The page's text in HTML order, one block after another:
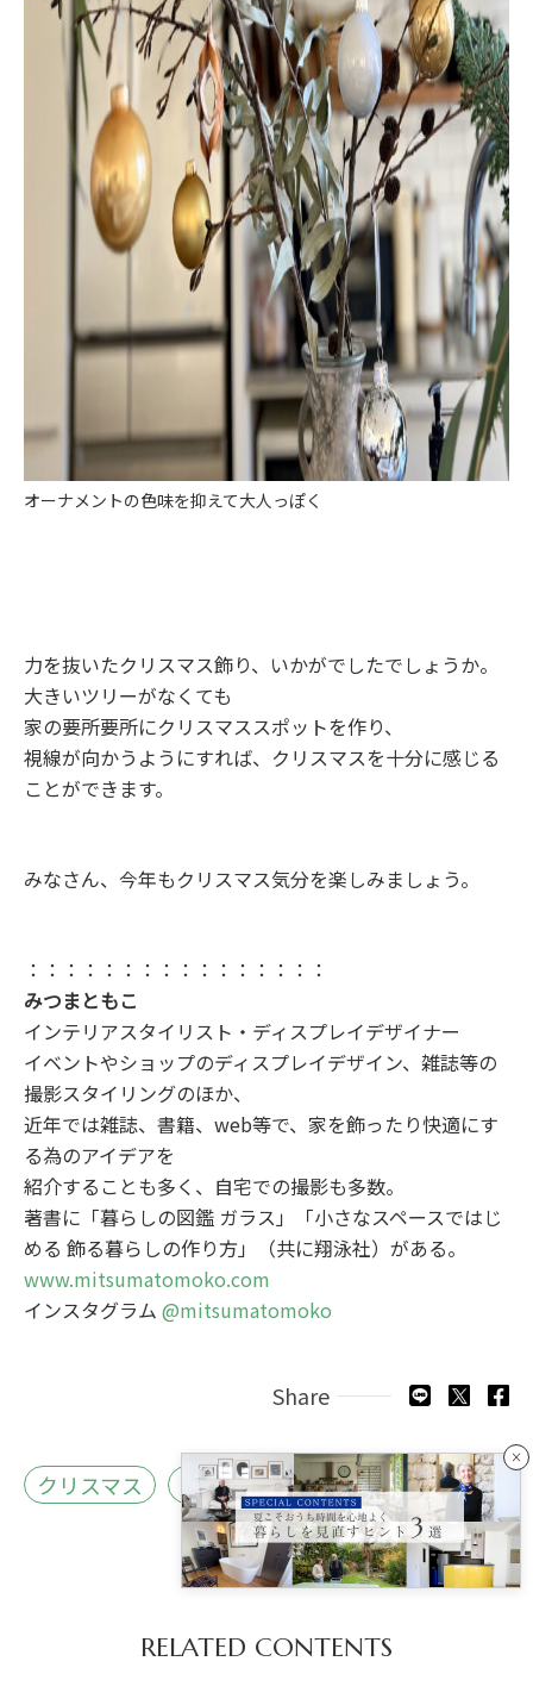
オーナメントの色味を抑えて大人っぽく
力を抜いたクリスマス飾り、いかがでしたでしょうか。
大きいツリーがなくても
家の要所要所にクリスマススポットを作り、
視線が向かうようにすれば、クリスマスを十分に感じる
ことができます。
みなさん、今年もクリスマス気分を楽しみましょう。
：：：：：：：：：：：：：：：：
みつまともこ
インテリアスタイリスト・ディスプレイデザイナー
イベントやショップのディスプレイデザイン、雑誌等の
撮影スタイリングのほか、
近年では雑誌、書籍、web等で、家を飾ったり快適にす
る為のアイデアを
紹介することも多く、自宅での撮影も多数。
著書に「暮らしの図鑑 ガラス」「小さなスペースではじ
める 飾る暮らしの作り方」（共に翔泳社）がある。
www.mitsumatomoko.com
インスタグラム @mitsumatomoko
Share
クリスマス みつまともこ
RELATED CONTENTS
×